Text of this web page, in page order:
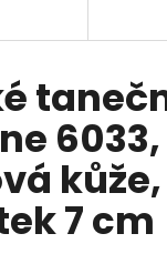
6033,
kůže,
7 cm